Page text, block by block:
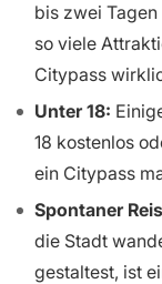
bis zwei
so viele
Citypass
Unter 18:
18 kostenlos
ein Citypass
Spontaner
die Stadt
gestaltest, ist